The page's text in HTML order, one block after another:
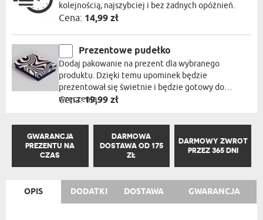
kolejnością, najszybciej i bez żadnych opóźnień.
Cena: 14,99 zł
Prezentowe pudełko
Dodaj pakowanie na prezent dla wybranego
produktu. Dzięki temu upominek będzie
prezentował się świetnie i będzie gotowy do
wręczenia.
Cena:19,99 zł
GWARANCJA
PREZENTU NA
CZAS
DARMOWA
DOSTAWA OD 175
ZŁ
DARMOWY ZWROT
PRZEZ 365 DNI
OPIS DODATKI DOSTAWA GWARANCJA